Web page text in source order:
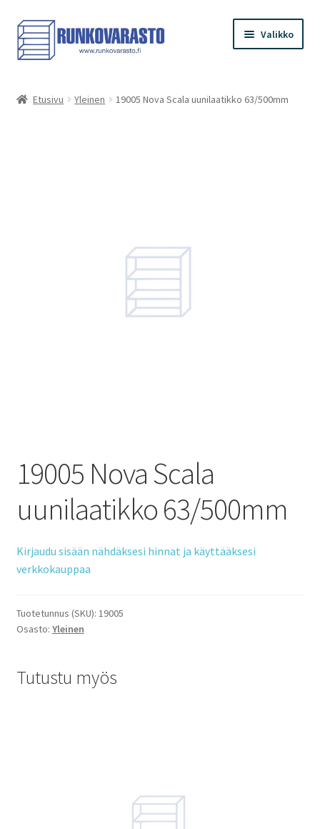
Siirry
navigointiin
Siirry
sisältöön
Valikko
Etusivu Yleinen 19005 Nova Scala uunilaatikko 63/500mm
19005 Nova Scala
uunilaatikko 63/500mm
Kirjaudu sisään nähdäksesi hinnat ja käyttääksesi
verkkokauppaa
Tuotetunnus (SKU): 19005
Osasto: Yleinen
Tutustu myös